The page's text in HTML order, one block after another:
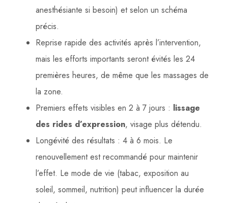
anesthésiante si besoin) et selon un schéma
précis.
Reprise rapide des activités après l’intervention,
mais les efforts importants seront évités les 24
premières heures, de même que les massages de
la zone.
Premiers effets visibles en 2 à 7 jours : lissage
des rides d’expression, visage plus détendu.
Longévité des résultats : 4 à 6 mois. Le
renouvellement est recommandé pour maintenir
l’effet. Le mode de vie (tabac, exposition au
soleil, sommeil, nutrition) peut influencer la durée